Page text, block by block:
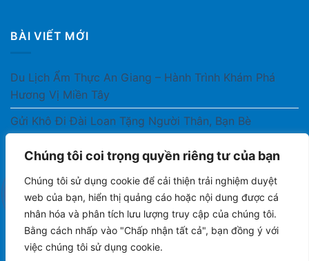
Chúng tôi coi trọng quyền riêng tư của bạn
Chúng tôi sử dụng cookie để cải thiện trải nghiệm duyệt
web của bạn, hiển thị quảng cáo hoặc nội dung được cá
nhân hóa và phân tích lưu lượng truy cập của chúng tôi.
Bằng cách nhấp vào "Chấp nhận tất cả", bạn đồng ý với
việc chúng tôi sử dụng cookie.
BÀI VIẾT MỚI
Du Lịch Ẩm Thực An Giang – Hành Trình Khám Phá
Hương Vị Miền Tây
Gửi Khô Đi Đài Loan Tặng Người Thân, Bạn Bè
Gửi Thuốc Cho Người Thân Ở Nước Ngoài Có Được
Không?
Gửi Công Văn, Tài Liệu Hỏa Tốc Từ Nam Ra Bắc
Gửi Cà Phê Đóng Gói Sang Áo Có Được Không?